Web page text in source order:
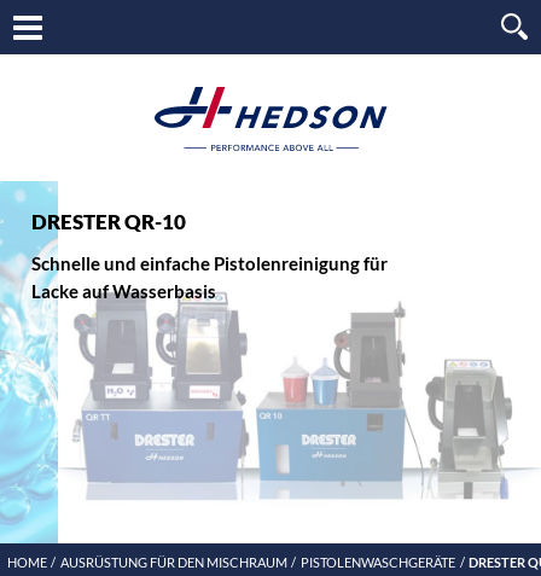
DRESTER QR-10
Schnelle und einfache Pistolenreinigung für
Lacke auf Wasserbasis
HOME AUSRÜSTUNG FÜR DEN MISCHRAUM PISTOLENWASCHGERÄTE DRESTER